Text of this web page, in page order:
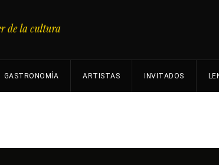
GASTRONOMÍA ARTISTAS INVITADOS